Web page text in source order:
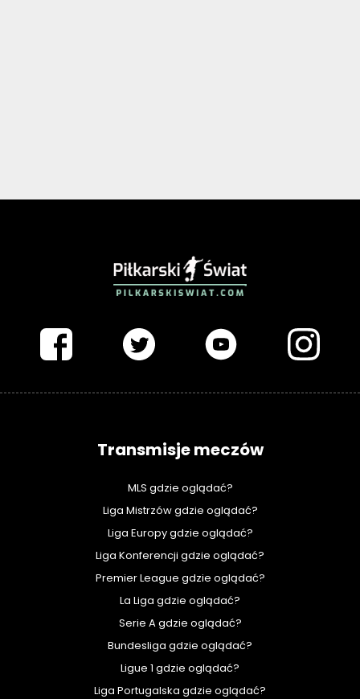
Transmisje meczów
MLS gdzie oglądać?
Liga Mistrzów gdzie oglądać?
Liga Europy gdzie oglądać?
Liga Konferencji gdzie oglądać?
Premier League gdzie oglądać?
La Liga gdzie oglądać?
Serie A gdzie oglądać?
Bundesliga gdzie oglądać?
Ligue 1 gdzie oglądać?
Liga Portugalska gdzie oglądać?